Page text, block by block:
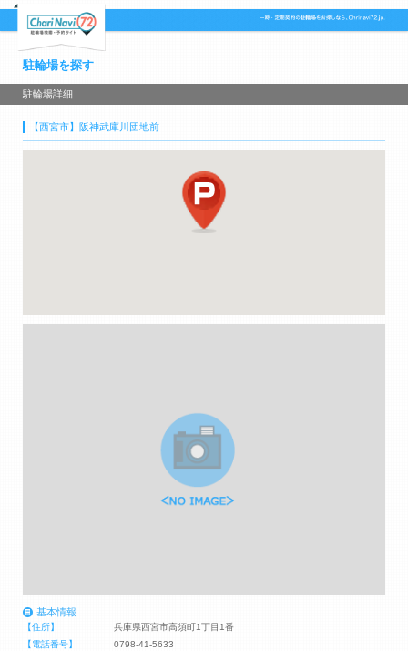
駐輪場を探す
駐輪場詳細
【西宮市】阪神武庫川団地前
基本情報
【住所】
兵庫県西宮市高須町1丁目1番
【電話番号】
0798-41-5633